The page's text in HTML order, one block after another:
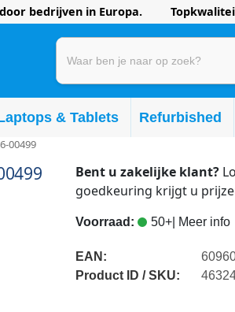
bedrijven in Europa.
& Tablets Refurbished
00499
Bent u zakelijke klant?
goedkeuring krijgt u
Voorraad: 50+ | Meer info
EAN:
Product ID / SKU: